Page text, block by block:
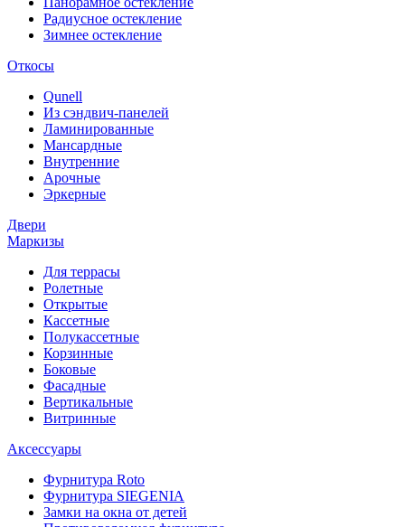
Радиусное остекление
Зимнее остекление
Откосы
Qunell
Из сэндвич-панелей
Ламинированные
Мансардные
Внутренние
Арочные
Эркерные
Двери
Маркизы
Для террасы
Ролетные
Открытые
Кассетные
Полукассетные
Корзинные
Боковые
Фасадные
Вертикальные
Витринные
Аксессуары
Фурнитура Roto
Фурнитура SIEGENIA
Замки на окна от детей